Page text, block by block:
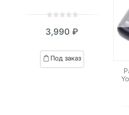
out
based
on
3,990 ₽
Под заказ